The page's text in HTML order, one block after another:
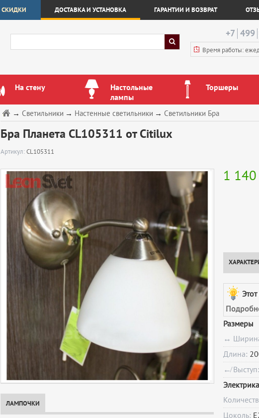
СКИДКИ ДОСТАВКА И УСТАНОВКА ГАРАНТИИ И ВОЗВРАТ
+7 499
Время работы:
На стену
Настольные
лампы
Торшеры
→ Светильники Бра
→ Настенные светильники
→ Светильники
Бра Планета CL105311 от Citilux
Артикул:CL105311
ЛАМПОЧКИ
1 140
Размеры
↔
Длина:
↚ Выступ:
Электрика
Цоколь: